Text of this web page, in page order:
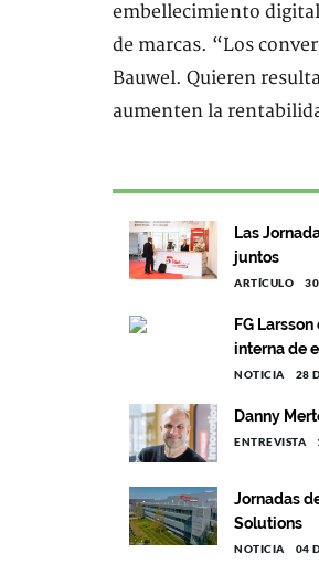
embellecimiento
de marcas. “Los
Bauwel. Quieren
aumenten la
Las
juntos
ARTÍCULO
FG
interna de
NOTICIA 28
Danny
ENTREVISTA
Jornadas
Solutions
NOTICIA 04